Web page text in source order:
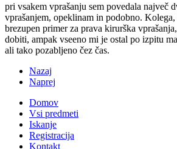
pri vsakem vprašanju sem povedala največ
vprašanjem, opeklinam in podobno.
brezupen primer za prava kirurška
dobiti, ampak vseeno mi je ostal po izpitu
ali tako pozabljeno čez čas.
Nazaj
Naprej
Domov
Vsi predmeti
Iskanje
Registracija
Kontakt